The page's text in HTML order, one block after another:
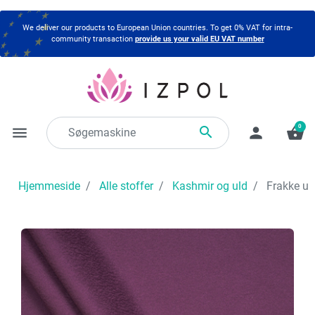
We deliver our products to European Union countries. To get 0% VAT for intra-
community transaction provide us your valid EU VAT number
menu  person shopping_basket
0
Hjemmeside Alle stoffer Kashmir og uld Frakke